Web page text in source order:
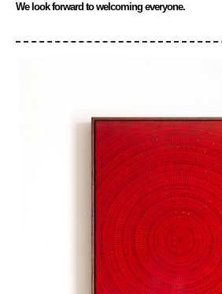
We look forward to welcoming everyone.